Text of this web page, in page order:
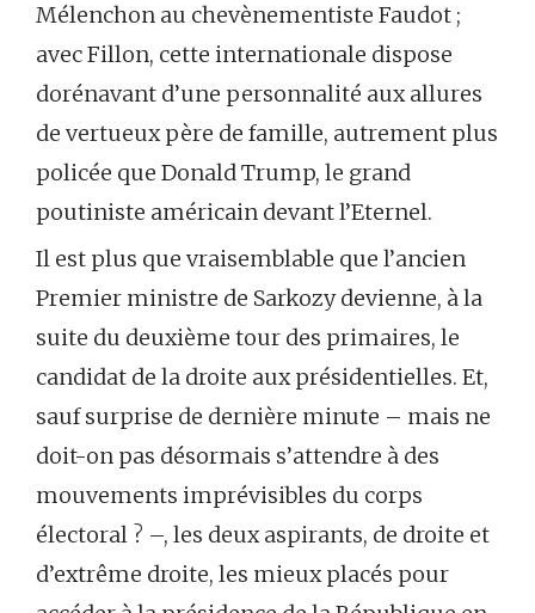
Mélenchon au chevènementiste Faudot ;
avec Fillon, cette internationale dispose
dorénavant d’une personnalité aux allures
de vertueux père de famille, autrement plus
policée que Donald Trump, le grand
poutiniste américain devant l’Eternel.
Il est plus que vraisemblable que l’ancien
Premier ministre de Sarkozy devienne, à la
suite du deuxième tour des primaires, le
candidat de la droite aux présidentielles. Et,
sauf surprise de dernière minute – mais ne
doit-on pas désormais s’attendre à des
mouvements imprévisibles du corps
électoral ? –, les deux aspirants, de droite et
d’extrême droite, les mieux placés pour